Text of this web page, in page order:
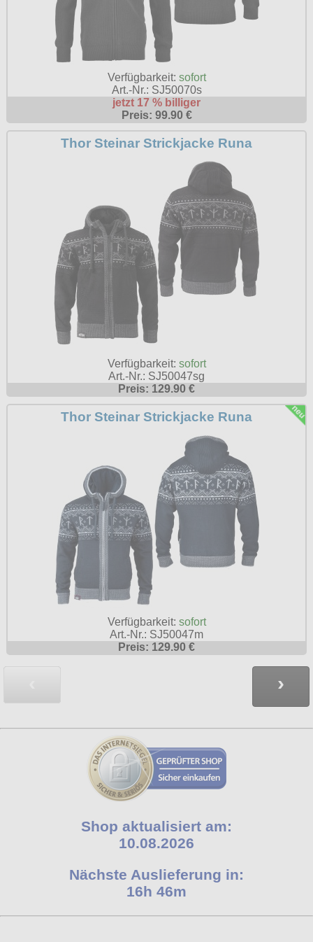
Verfügbarkeit: sofort
Art.-Nr.: SJ50070s
jetzt 17 % billiger
Preis: 99.90 €
Thor Steinar Strickjacke Runa
Verfügbarkeit: sofort
Art.-Nr.: SJ50047sg
Preis: 129.90 €
Thor Steinar Strickjacke Runa
Verfügbarkeit: sofort
Art.-Nr.: SJ50047m
Preis: 129.90 €
›
Shop aktualisiert am:
10.08.2026
Nächste Auslieferung in:
16h 46m